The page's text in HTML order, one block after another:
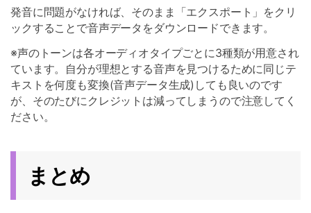
発音に問題がなければ、そのまま「エクスポート」をクリ
ックすることで音声データをダウンロードできます。
※声のトーンは各オーディオタイプごとに3種類が用意され
ています。自分が理想とする音声を見つけるために同じテ
キストを何度も変換(音声データ生成)しても良いのです
が、そのたびにクレジットは減ってしまうので注意してく
ださい。
まとめ